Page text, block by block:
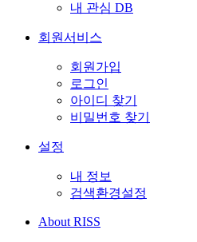
내 관심 DB
회원서비스
회원가입
로그인
아이디 찾기
비밀번호 찾기
설정
내 정보
검색환경설정
About RISS